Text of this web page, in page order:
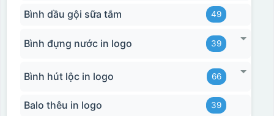
Bình dầu gội sữa tắm 49
Bình đựng nước in logo 39
Bình hút lộc in logo 66
Balo thêu in logo 39